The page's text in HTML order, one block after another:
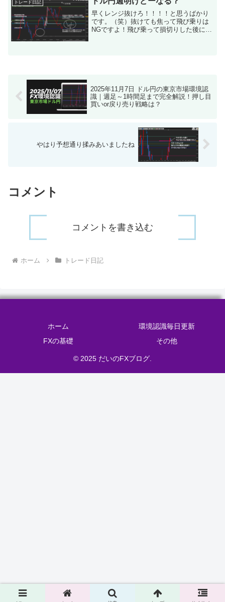
トレード日記
早くレンジ抜けろ！！！！と思うばかり
です。（笑）抜けても焦って飛び乗りは
NGですよ！飛び乗って損切りした後に思
2025年11月7日 ドル円の東京市場環境認
識｜週足～1時間足まで完全解説！押し目
買いor戻り売り戦略は？
やはり予想通り揉みあいましたね
コメント
コメントを書き込む
ホーム トレード日記
ホーム
環境認識毎日更新
FXの基礎
その他
© 2025 だいのFXブログ.